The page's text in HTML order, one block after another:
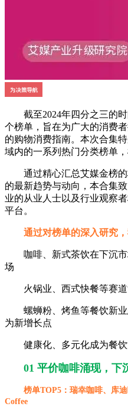
截至2024年四分之三的时
个榜单，旨在为广大的消费
的购物消费指南。本次合集
域内的一系列热门分类榜单
通过精心汇总艾媒金榜的
的最新趋势与动向，本合集
业的从业人士以及行业观察
平台。
通过对榜单的深入研究
咖啡、新式茶饮在下沉市
场
火锅业、西式快餐等赛道
螺蛳粉、烤鱼等餐饮新业
为新增长点
健康化、多元化成为餐饮
01 平价咖啡涌现，下
榜单TOP5：瑞幸咖啡、库
Coffee